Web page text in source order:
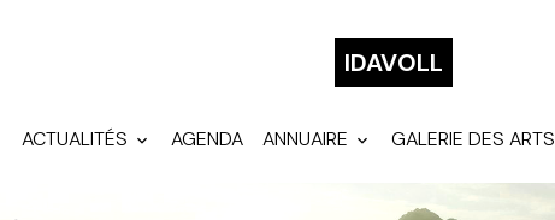
IDAVOLL
ACTUALITÉS AGENDA ANNUAIRE GALERIE DES ARTS